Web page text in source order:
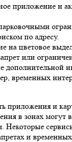
приложение и
по адресу.
на цветовое
или
дополнительной
временных
приложения и
в зонах могут
Некоторые
и